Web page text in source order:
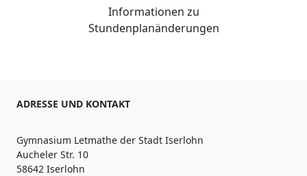
Informationen zu
Stundenplanänderungen
ADRESSE UND KONTAKT
Gymnasium Letmathe der Stadt Iserlohn
Aucheler Str. 10
58642 Iserlohn